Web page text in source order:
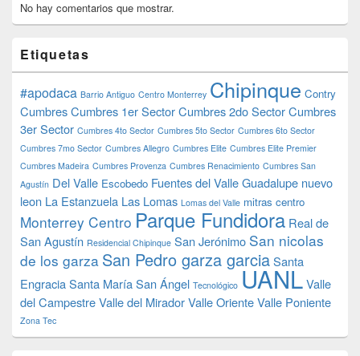
No hay comentarios que mostrar.
Etiquetas
#apodaca Barrio Antiguo Centro Monterrey Chipinque Contry
CumbresCumbres 1er SectorCumbres 2do SectorCumbres
3er Sector Cumbres 4to Sector Cumbres 5to Sector Cumbres 6to Sector
Cumbres 7mo Sector Cumbres Allegro Cumbres Elite Cumbres Elite Premier
Cumbres Madeira Cumbres Provenza Cumbres Renacimiento Cumbres San
Agustín Del Valle Escobedo Fuentes del ValleGuadalupe nuevo
leon La Estanzuela Las Lomas Lomas del Valle mitras centro
Monterrey Centro Parque Fundidora Real de
San Agustín Residencial Chipinque San Jerónimo San nicolas
de los garza San Pedro garza garciaSanta
EngraciaSanta MaríaSan Ángel Tecnológico UANLValle
del CampestreValle del MiradorValle OrienteValle Poniente
Zona Tec